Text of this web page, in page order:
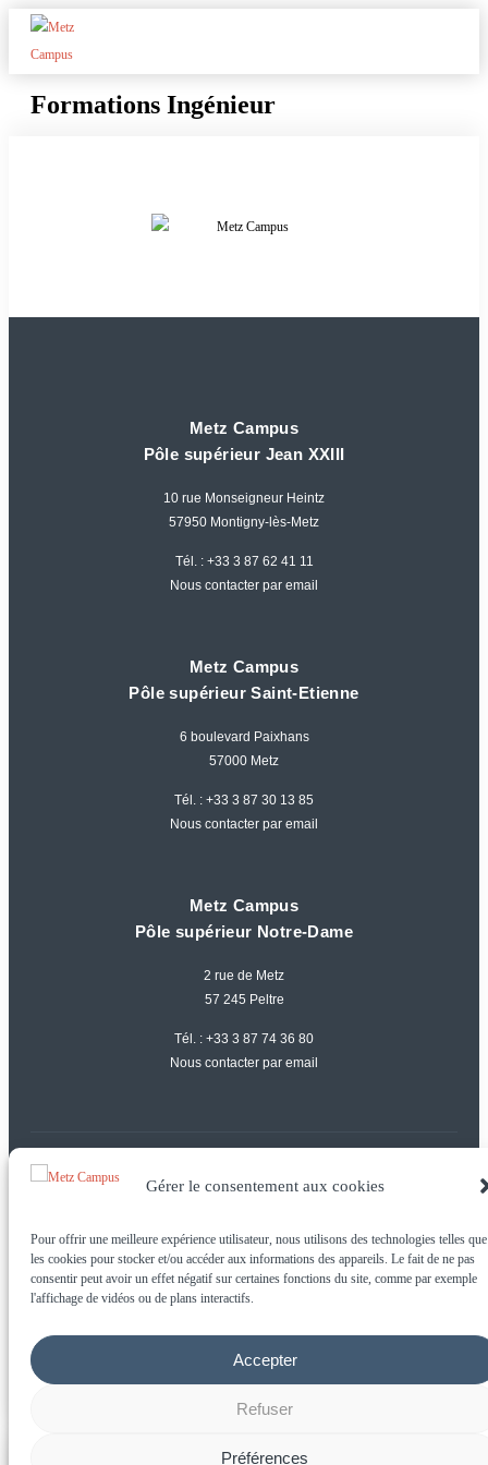
Gérer le consentement aux cookies
Pour offrir une meilleure expérience utilisateur, nous utilisons des technologies telles que
les cookies pour stocker et/ou accéder aux informations des appareils. Le fait de ne pas
consentir peut avoir un effet négatif sur certaines fonctions du site, comme par exemple
l'affichage de vidéos ou de plans interactifs.
Accepter
Refuser
Préférences
Formations Ingénieur
Metz Campus
Pôle supérieur Jean XXIII
10 rue Monseigneur Heintz
57950 Montigny-lès-Metz
Tél. : +33 3 87 62 41 11
Nous contacter par email
Metz Campus
Pôle supérieur Saint-Etienne
6 boulevard Paixhans
57000 Metz
Tél. : +33 3 87 30 13 85
Nous contacter par email
Metz Campus
Pôle supérieur Notre-Dame
2 rue de Metz
57 245 Peltre
Tél. : +33 3 87 74 36 80
Nous contacter par email